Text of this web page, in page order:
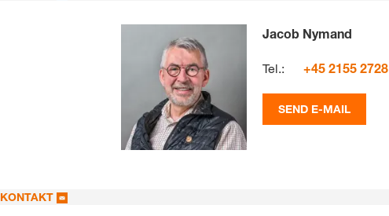
Jacob Nymand
Tel.: +45 2155 2728
SEND E-MAIL
KONTAKT